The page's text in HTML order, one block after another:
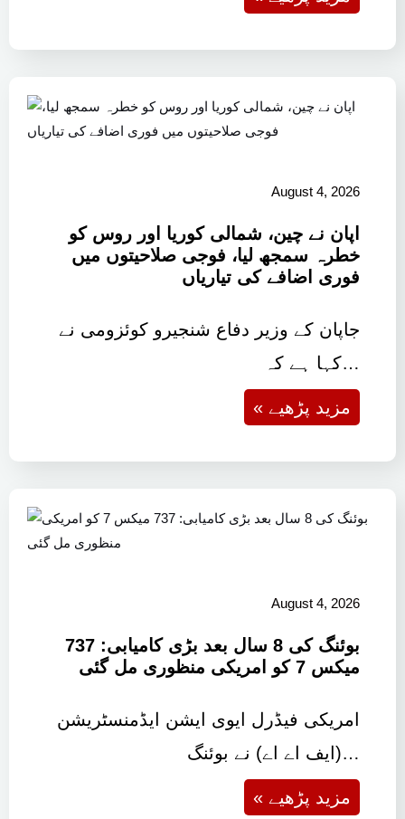
August 4, 2026
اپان نے چین، شمالی کوریا اور روس کو
خطرہ سمجھ لیا، فوجی صلاحیتوں میں
فوری اضافے کی تیاریاں
جاپان کے وزیر دفاع شنجیرو کوئزومی نے
کہا ہے کہ…
« مزید پڑھیے
August 4, 2026
بوئنگ کی 8 سال بعد بڑی کامیابی: 737
میکس 7 کو امریکی منظوری مل گئی
امریکی فیڈرل ایوی ایشن ایڈمنسٹریشن
(ایف اے اے) نے بوئنگ…
« مزید پڑھیے